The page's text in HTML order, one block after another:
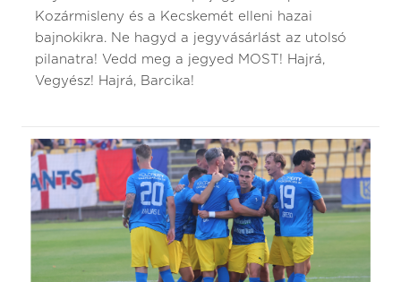
Kozármisleny és a Kecskemét elleni hazai
bajnokikra. Ne hagyd a jegyvásárlást az utolsó
pilanatra! Vedd meg a jegyed MOST! Hajrá,
Vegyész! Hajrá, Barcika!